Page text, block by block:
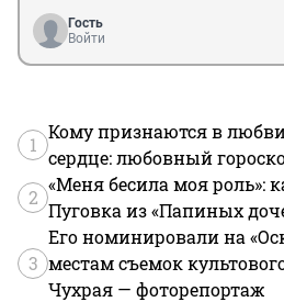
Гость
Войти
1
Кому признаются в
сердце: любовный
2
«Меня бесила моя роль»:
Пуговка из «Папиных
3
Его номинировали на
местам съемок
Чухрая — фоторепортаж